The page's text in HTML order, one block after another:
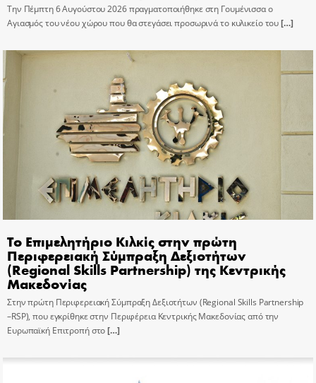
Την Πέμπτη 6 Αυγούστου 2026 πραγματοποιήθηκε στη Γουμένισσα ο
Αγιασμός του νέου χώρου που θα στεγάσει προσωρινά το κυλικείο του[…]
Το Επιμελητήριο Κιλκίς στην πρώτη
Περιφερειακή Σύμπραξη Δεξιοτήτων
(Regional Skills Partnership) της Κεντρικής
Μακεδονίας
Στην πρώτη Περιφερειακή Σύμπραξη Δεξιοτήτων (Regional Skills Partnership
–RSP), που εγκρίθηκε στην Περιφέρεια Κεντρικής Μακεδονίας από την
Ευρωπαϊκή Επιτροπή στο[…]